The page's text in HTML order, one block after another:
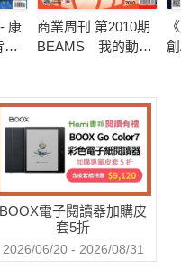
康
後
商業周刊 第2010期
BEAMS 我的動物
BOOX電子閱讀器加購皮
套5折
2026/06/20 - 2026/08/31